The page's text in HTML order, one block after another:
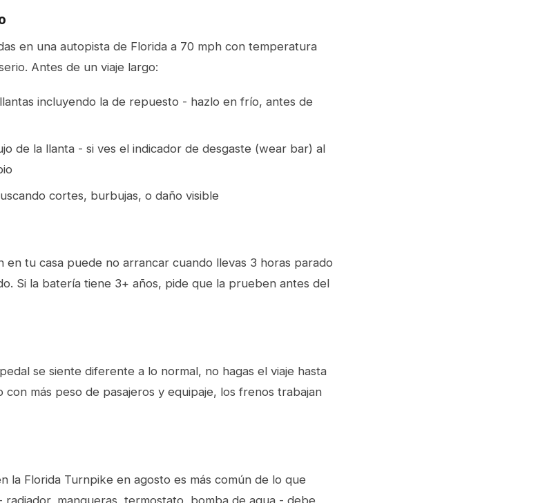
en una autopista de Florida a 70 mph con temperatura
Antes de un viaje largo:
incluyendo la de repuesto - hazlo en frío, antes de
de la llanta - si ves el indicador de desgaste (wear bar) al
cortes, burbujas, o daño visible
en tu casa puede no arrancar cuando llevas 3 horas parado
Si la batería tiene 3+ años, pide que la prueben antes del
se siente diferente a lo normal, no hagas el viaje hasta
con más peso de pasajeros y equipaje, los frenos trabajan
la Florida Turnpike en agosto es más común de lo que
radiador, mangueras, termostato, bomba de agua - debe